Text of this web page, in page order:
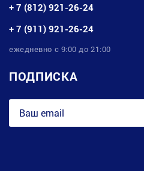
+ 7 (812) 921-26-24
+ 7 (911) 921-26-24
ежедневно с 9:00 до 21:00
ПОДПИСКА